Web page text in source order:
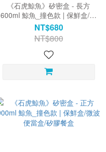
《石虎鯨魚》矽密盒 - 長方
600ml 鯨魚_撞色款 | 保鮮盒/微
波便當盒/矽膠餐盒
NT$680
NT$800